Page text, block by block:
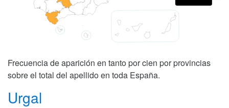
Frecuencia de aparición en tanto por cien por provincias
sobre el total del apellido en toda España.
Urgal